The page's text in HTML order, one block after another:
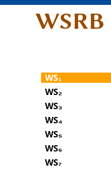
WSRB
WS₁
WS₂
WS₃
WS₄
WS₅
WS₆
WS₇